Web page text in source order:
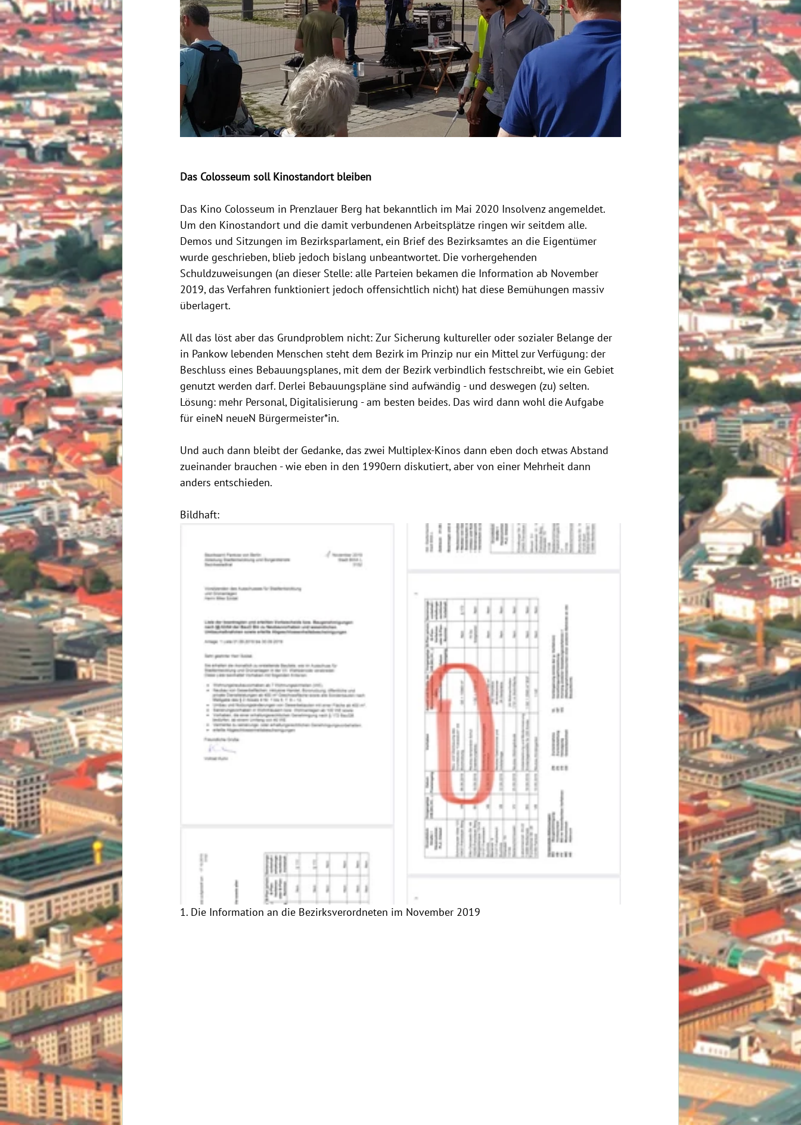
Das Colosseum soll Kinostandort bleiben
Das Kino Colosseum in Prenzlauer Berg hat bekanntlich im Mai 2020 Insolvenz angemeldet.
Um den Kinostandort und die damit verbundenen Arbeitsplätze ringen wir seitdem alle.
Demos und Sitzungen im Bezirksparlament, ein Brief des Bezirksamtes an die Eigentümer
wurde geschrieben, blieb jedoch bislang unbeantwortet. Die vorhergehenden
Schuldzuweisungen (an dieser Stelle: alle Parteien bekamen die Information ab November
2019, das Verfahren funktioniert jedoch offensichtlich nicht) hat diese Bemühungen massiv
überlagert.
All das löst aber das Grundproblem nicht: Zur Sicherung kultureller oder sozialer Belange der
in Pankow lebenden Menschen steht dem Bezirk im Prinzip nur ein Mittel zur Verfügung: der
Beschluss eines Bebauungsplanes, mit dem der Bezirk verbindlich festschreibt, wie ein Gebiet
genutzt werden darf. Derlei Bebauungspläne sind aufwändig - und deswegen (zu) selten.
Lösung: mehr Personal, Digitalisierung - am besten beides. Das wird dann wohl die Aufgabe
für eineN neueN Bürgermeister*in.
Und auch dann bleibt der Gedanke, das zwei Multiplex-Kinos dann eben doch etwas Abstand
zueinander brauchen - wie eben in den 1990ern diskutiert, aber von einer Mehrheit dann
anders entschieden.
Bildhaft:
1. Die Information an die Bezirksverordneten im November 2019